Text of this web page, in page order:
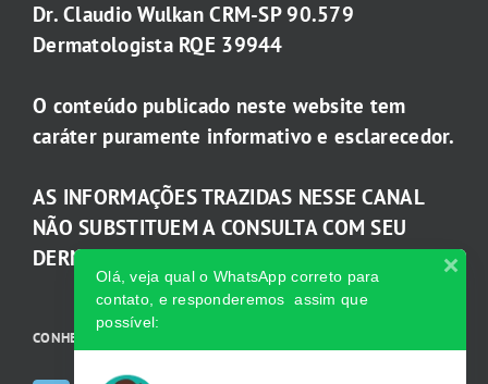
Dr. Claudio Wulkan CRM-SP 90.579
Dermatologista RQE 39944
O conteúdo publicado neste website tem
caráter puramente informativo e esclarecedor.
AS INFORMAÇÕES TRAZIDAS NESSE CANAL
NÃO SUBSTITUEM A CONSULTA COM SEU
DERMATOLOGISTA.
CONHEÇA AS INCRÍVEIS Redes Sociais da Clínica
Olá, veja qual o WhatsApp correto para
contato, e responderemos assim que
possível: